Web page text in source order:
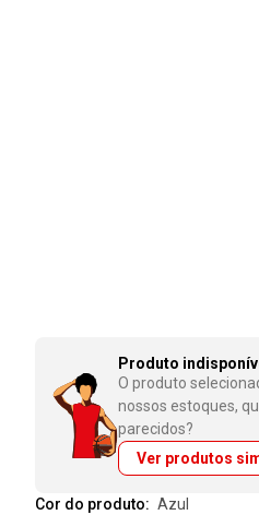
Produto
O produto
nossos estoques,
parecidos?
Ver produtos
Cor do produto: azul